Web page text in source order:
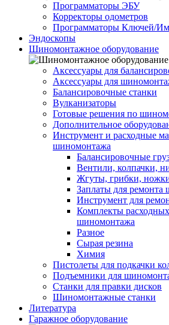
Программаторы ЭБУ
Корректоры одометров
Программаторы Ключей/
Эндоскопы
Шиномонтажное оборудование
Аксессуары для
Аксессуары для
Балансировочные станки
Вулканизаторы
Готовые решения по
Дополнительное
Инструмент и расходные
шиномонтажа
Балансировочные
Вентили, колпачки,
Жгуты, грибки,
Заплаты для ремонта
Инструмент для
Комплекты
шиномонтажа
Разное
Сырая резина
Химия
Пистолеты для подкачки
Подъемники для
Станки для правки дисков
Шиномонтажные станки
Литература
Гаражное оборудование